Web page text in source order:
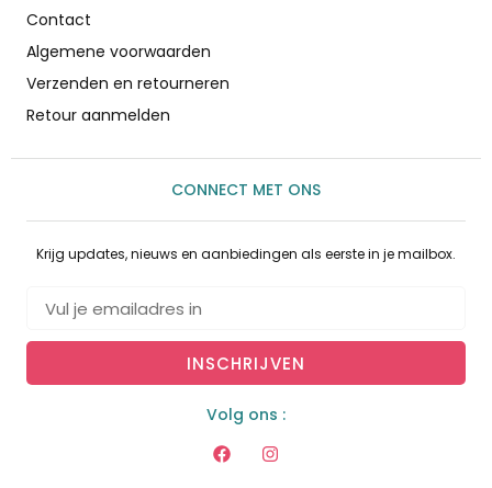
Contact
Algemene voorwaarden
Verzenden en retourneren
Retour aanmelden
CONNECT MET ONS
Krijg updates, nieuws en aanbiedingen als eerste in je mailbox.
INSCHRIJVEN
Volg ons :